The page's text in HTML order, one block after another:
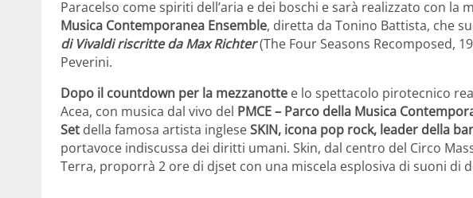
Paracelso come spiriti dell’aria e dei boschi e sarà realizzato con la
Musica Contemporanea Ensemble, diretta da Tonino Battista, che
di Vivaldi riscritte da Max Richter(The Four Seasons Recomposed,
Peverini.
Dopo il countdown per la mezzanotte e lo spettacolo pirotecnico
Acea, con musica dal vivo del PMCE – Parco della Musica
Set della famosa artista ingleseSKIN, icona pop rock, leader della
portavoce indiscussa dei diritti umani. Skin, dal centro del Circo
Terra, proporrà 2 ore di djset con una miscela esplosiva di suoni di